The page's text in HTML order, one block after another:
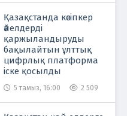
Қазақстанда кәсіпкер
әйелдерді
қаржыландыруды
бақылайтын ұлттық
цифрлық платформа
іске қосылды
5 тамыз, 16:00 2 509